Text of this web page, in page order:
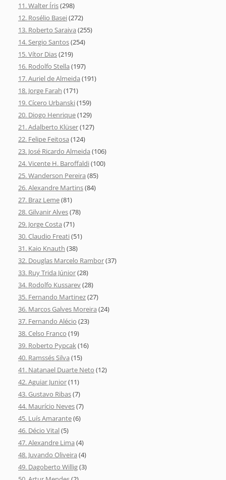
11. Walter Íris(298)
12. Rosélio Basei(272)
13. Roberto Saraiva (255)
14. Sergio Santos(254)
15. Vítor Dias(219)
16. Rodolfo Stella (197)
17. Auriel de Almeida (191)
18. Jorge Farah (171)
19. Cícero Urbanski(159)
20. Diogo Henrique(129)
21. Adalberto Klüser(127)
22. Felipe Feitosa (124)
23. José Ricardo Almeida (106)
24. Vicente H. Baroffaldi(100)
25. Wanderson Pereira (85)
26. Alexandre Martins(84)
27. Braz Leme(81)
28. Gilvanir Alves(78)
29. Jorge Costa (71)
30. Claudio Freati(51)
31. Kaio Knauth (38)
32. Douglas Marcelo Rambor(37)
33. Ruy Trida Júnior(28)
34. Rodolfo Kussarev(28)
35. Fernando Martinez(27)
36. Marcos Galves Moreira (24)
37. Fernando Alécio (23)
38. Celso Franco (19)
39. Roberto Pypcak(16)
40. Ramssés Silva (15)
41. Natanael Duarte Neto (12)
42. Aguiar Junior(11)
43. Gustavo Ribas(7)
44. Maurício Neves(7)
45. Luís Amarante(6)
46. Décio Vital(5)
47. Alexandre Lima (4)
48. Juvando Oliveira (4)
49. Dagoberto Willig(3)